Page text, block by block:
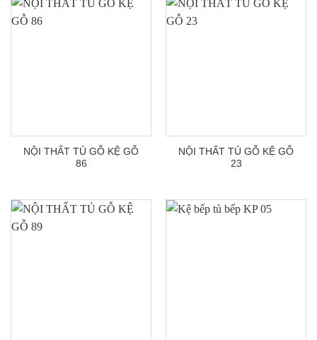
NỘI THẤT TỦ GỖ KỆ GỖ
86
NỘI THẤT TỦ GỖ KỆ GỖ
23